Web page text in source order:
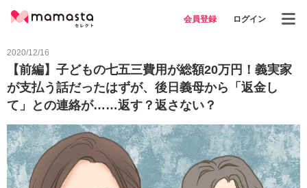
会員登録 ログイン
2020/12/16
【前編】子どもの七五三費用が総額20万円！義実家
が支払う話だったはずが、後日義母から「返金し
て」との連絡が……返す？返さない？